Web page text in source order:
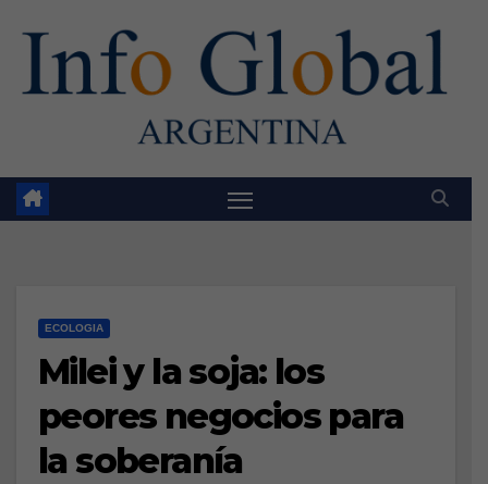
ECOLOGIA
Milei y la soja: los
peores negocios para
la soberanía